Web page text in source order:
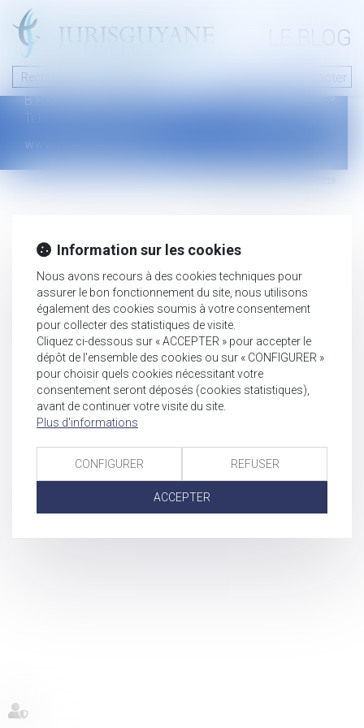
LE BLOG
Nous contacter
46 avenue de la liberté
B.P.315 - 97327 Cayenne Cedex
Tel : +594 594 29 45 35
www.jurisguyane.com
Mentions légales
Information sur les cookies
Nous avons recours à des cookies techniques pour
assurer le bon fonctionnement du site, nous utilisons
également des cookies soumis à votre consentement
pour collecter des statistiques de visite.
Cliquez ci-dessous sur « ACCEPTER » pour accepter le
dépôt de l'ensemble des cookies ou sur « CONFIGURER »
pour choisir quels cookies nécessitant votre
consentement seront déposés (cookies statistiques),
avant de continuer votre visite du site.
Plus d'informations
CONFIGURER REFUSER
ACCEPTER